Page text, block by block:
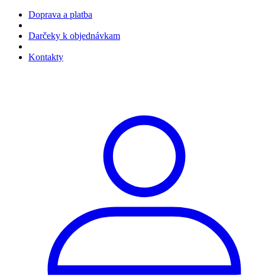
Doprava a platba
Darčeky k objednávkam
Kontakty